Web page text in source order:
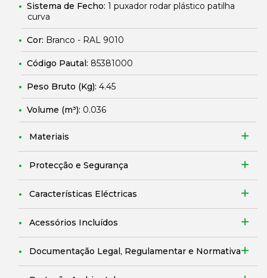
Sistema de Fecho: 1 puxador rodar plástico patilha
curva
Cor: Branco - RAL 9010
Código Pautal: 85381000
Peso Bruto (Kg): 4.45
Volume (m³): 0.036
Materiais
Protecção e Segurança
Características Eléctricas
Acessórios Incluídos
Documentação Legal, Regulamentar e Normativa